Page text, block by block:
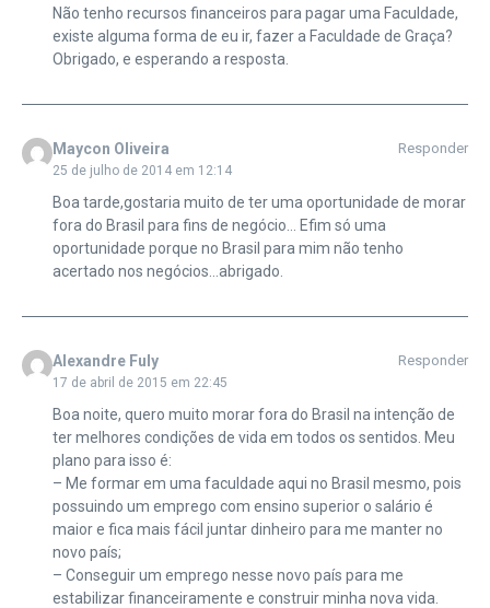
Não tenho recursos financeiros para pagar uma Faculdade,
existe alguma forma de eu ir, fazer a Faculdade de Graça?
Obrigado, e esperando a resposta.
Maycon Oliveira
25 de julho de 2014 em 12:14
Responder
Boa tarde,gostaria muito de ter uma oportunidade de morar
fora do Brasil para fins de negócio… Efim só uma
oportunidade porque no Brasil para mim não tenho
acertado nos negócios…abrigado.
Alexandre Fuly
17 de abril de 2015 em 22:45
Responder
Boa noite, quero muito morar fora do Brasil na intenção de
ter melhores condições de vida em todos os sentidos. Meu
plano para isso é:
– Me formar em uma faculdade aqui no Brasil mesmo, pois
possuindo um emprego com ensino superior o salário é
maior e fica mais fácil juntar dinheiro para me manter no
novo país;
– Conseguir um emprego nesse novo país para me
estabilizar financeiramente e construir minha nova vida.